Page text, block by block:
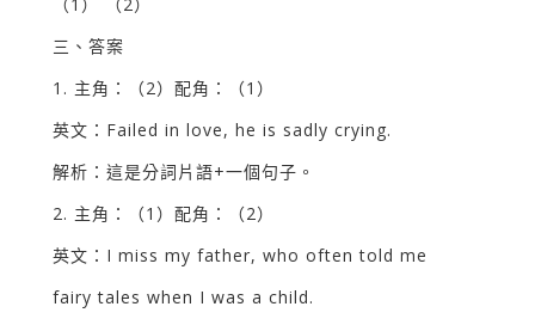
三、答案
1. 主角：（2）配角：（1）
英文：Failed in love, he is sadly crying.
解析：這是分詞片語+一個句子。
2. 主角：（1）配角：（2）
英文：I miss my father, who often told me
fairy tales when I was a child.